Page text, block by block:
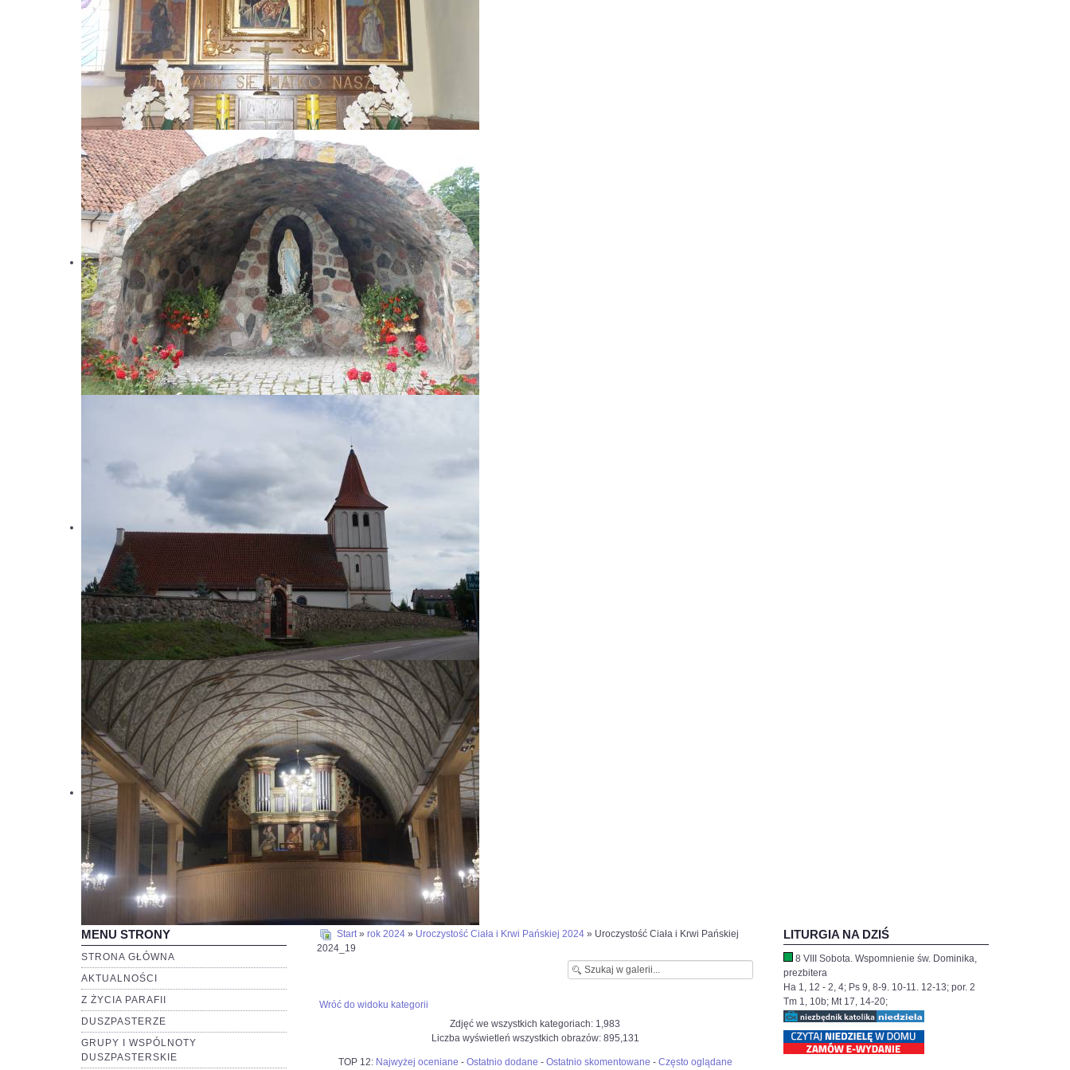
MENU STRONY
STRONA GŁÓWNA
AKTUALNOŚCI
Z ŻYCIA PARAFII
DUSZPASTERZE
GRUPY I WSPÓLNOTY
DUSZPASTERSKIE
Start» rok 2024 » Uroczystość Ciała i Krwi Pańskiej 2024 » Uroczystość Ciała i Krwi Pańskiej
2024_19
Wróć do widoku kategorii
Zdjęć we wszystkich kategoriach: 1,983
Liczba wyświetleń wszystkich obrazów: 895,131
TOP 12: Najwyżej oceniane - Ostatnio dodane - Ostatnio skomentowane - Często oglądane
LITURGIA NA DZIŚ
8 VIII Sobota. Wspomnienie św. Dominika,
prezbitera
Ha 1, 12 - 2, 4; Ps 9, 8-9. 10-11. 12-13; por. 2
Tm 1, 10b; Mt 17, 14-20;